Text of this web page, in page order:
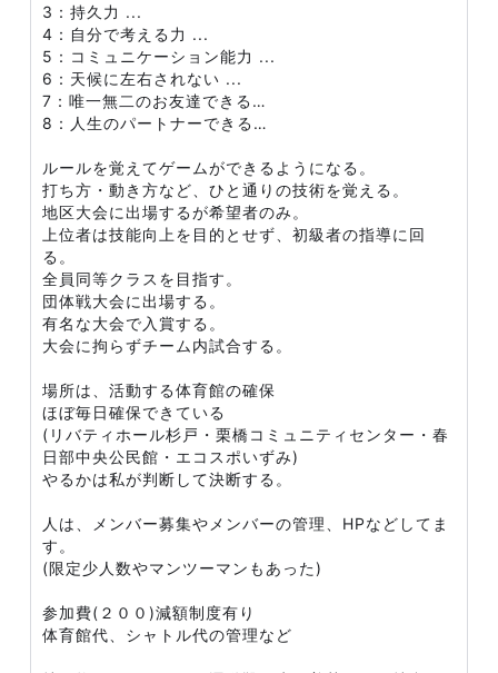
3：持久力 ...
4：自分で考える力 ...
5：コミュニケーション能力 ...
6：天候に左右されない ...
7：唯一無二のお友達できる…
8：人生のパートナーできる…
ルールを覚えてゲームができるようになる。
打ち方・動き方など、ひと通りの技術を覚える。
地区大会に出場するが希望者のみ。
上位者は技能向上を目的とせず、初級者の指導に回
る。
全員同等クラスを目指す。
団体戦大会に出場する。
有名な大会で入賞する。
大会に拘らずチーム内試合する。
場所は、活動する体育館の確保
ほぼ毎日確保できている
(リバティホール杉戸・栗橋コミュニティセンター・春
日部中央公民館・エコスポいずみ)
やるかは私が判断して決断する。
人は、メンバー募集やメンバーの管理、HPなどしてま
す。
(限定少人数やマンツーマンもあった)
参加費(２００)減額制度有り
体育館代、シャトル代の管理など